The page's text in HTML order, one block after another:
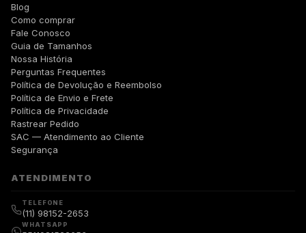
Blog
Como comprar
Fale Conosco
Guia de Tamanhos
Nossa História
Perguntas Frequentes
Política de Devolução e Reembolso
Política de Envio e Frete
Política de Privacidade
Rastrear Pedido
SAC — Atendimento ao Cliente
Segurança
ATENDIMENTO
TELEFONE
(11) 98152-2653
WHATSAPP